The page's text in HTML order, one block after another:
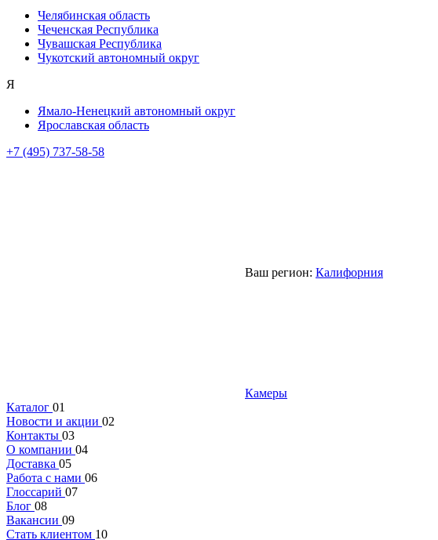
Челябинская область
Чеченская Республика
Чувашская Республика
Чукотский автономный округ
Я
Ямало-Ненецкий автономный округ
Ярославская область
+7 (495) 737-58-58
Ваш регион: Калифорния
Камеры
Каталог 01
Новости и акции 02
Контакты 03
О компании 04
Доставка 05
Работа с нами 06
Глоссарий 07
Блог 08
Вакансии 09
Стать клиентом 10